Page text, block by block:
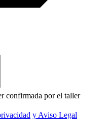
confirmada por el taller
y Aviso Legal